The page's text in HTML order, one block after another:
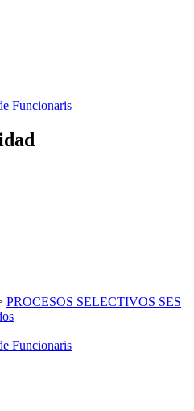
Funcionaris
PROCESOS SELECTIVOS SES
Funcionaris